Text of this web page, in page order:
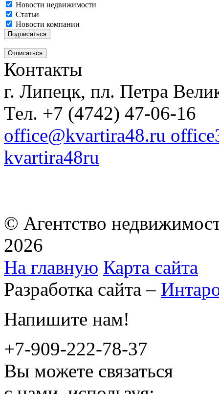
Новости недвижимости
Статьи
Новости компании
Контакты
г. Липецк, пл. Петра
Тел. +7 (4742) 47-06-16
office@kvartira48.ru
kvartira48ru
© Агентство
2026
На главную Карта сайта
Разработка сайта –
Напишите нам!
+7-909-222-78-37
Вы можете связаться